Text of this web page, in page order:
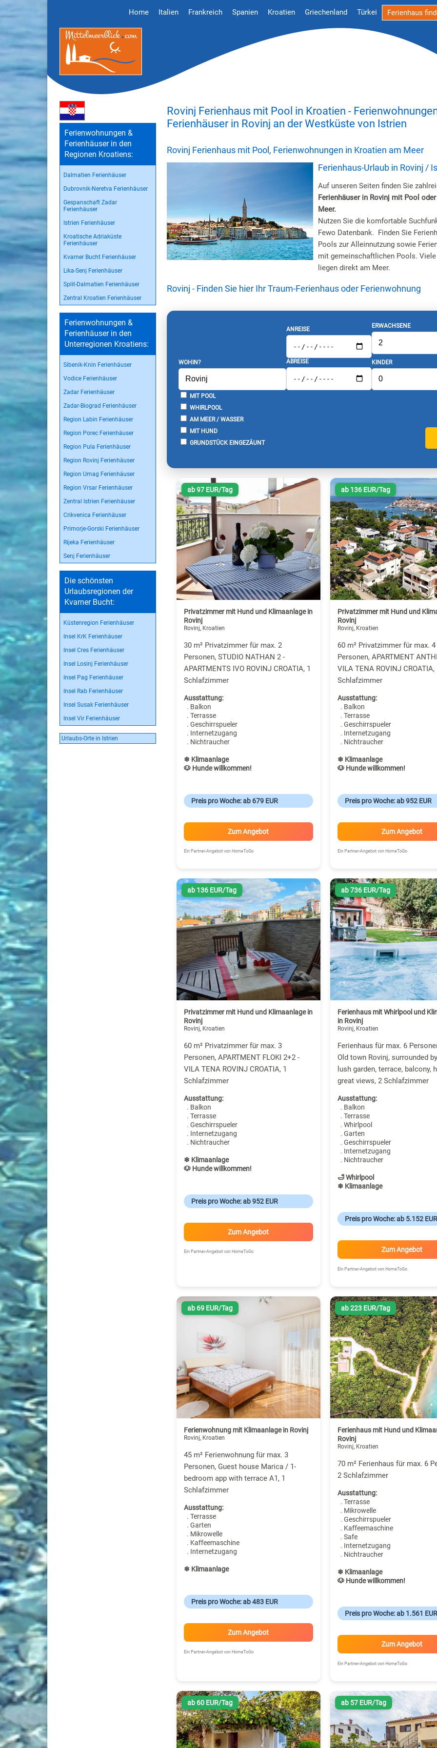
Home Italien Frankreich Spanien Kroatien Griechenland Türkei Ferienhaus
Ferienwohnungen &
Ferienhäuser in den
Regionen Kroatiens:
Dalmatien Ferienhäuser
Dubrovnik-Neretva Ferienhäuser
Gespanschaft Zadar
Ferienhäuser
Istrien Ferienhäuser
Kroatische Adriaküste
Ferienhäuser
Kvarner Bucht Ferienhäuser
Lika-Senj Ferienhäuser
Split-Dalmatien Ferienhäuser
Zentral Kroatien Ferienhäuser
Ferienwohnungen &
Ferienhäuser in den
Unterregionen Kroatiens:
Sibenik-Knin Ferienhäuser
Vodice Ferienhäuser
Zadar Ferienhäuser
Zadar-Biograd Ferienhäuser
Region Labin Ferienhäuser
Region Porec Ferienhäuser
Region Pula Ferienhäuser
Region Rovinj Ferienhäuser
Region Umag Ferienhäuser
Region Vrsar Ferienhäuser
Zentral Istrien Ferienhäuser
Crikvenica Ferienhäuser
Primorje-Gorski Ferienhäuser
Rijeka Ferienhäuser
Senj Ferienhäuser
Die schönsten
Urlaubsregionen der
Kvarner Bucht:
Küstenregion Ferienhäuser
Insel KrK Ferienhäuser
Insel Cres Ferienhäuser
Insel Losinj Ferienhäuser
Insel Pag Ferienhäuser
Insel Rab Ferienhäuser
Insel Susak Ferienhäuser
Insel Vir Ferienhäuser
Urlaubs-Orte in Istrien
Rovinj Ferienhaus mit Pool in Kroatien -
Ferienhäuser in Rovinj an der Westküste von Istrien
Rovinj Ferienhaus mit Pool, Ferienwohnungen in Kroatien am Meer
Ferienhaus-Urlaub in Rovinj /
Auf unseren Seiten finden Sie
Ferienhäuser in Rovinj mit Pool
Meer.
Nutzen Sie die komfortable
Fewo Datenbank. Finden Sie
Pools zur Alleinnutzung sowie
mit gemeinschaftlichen Pools.
liegen direkt am Meer.
Rovinj - Finden Sie hier Ihr Traum-Ferienhaus oder Ferienwohnung
WOHIN?
ANREISE
ABREISE
ERWACHSENE
KINDER
MIT POOL
WHIRLPOOL
AM MEER / WASSER
MIT HUND
GRUNDSTÜCK EINGEZÄUNT
ab 97 EUR/Tag
Privatzimmer mit Hund und Klimaanlage in
Rovinj
Rovinj, Kroatien
30 m² Privatzimmer für max. 2
Personen, STUDIO NATHAN 2 -
APARTMENTS IVO ROVINJ CROATIA, 1
Schlafzimmer
Ausstattung:
. Balkon
. Terrasse
. Geschirrspueler
. Internetzugang
. Nichtraucher
❄ Klimaanlage
🐶 Hunde willkommen!
Preis pro Woche: ab 679 EUR
Zum Angebot
Ein Partner-Angebot von HomeToGo
ab 136 EUR/Tag
Privatzimmer mit Hund und
Rovinj
Rovinj, Kroatien
60 m² Privatzimmer für max. 4
Personen, APARTMENT
VILA TENA ROVINJ CROATIA,
Schlafzimmer
Ausstattung:
. Balkon
. Terrasse
. Geschirrspueler
. Internetzugang
. Nichtraucher
❄ Klimaanlage
🐶 Hunde willkommen!
Preis pro Woche: ab 952 EUR
Zum Angebot
Ein Partner-Angebot von HomeToGo
ab 136 EUR/Tag
Privatzimmer mit Hund und Klimaanlage in
Rovinj
Rovinj, Kroatien
60 m² Privatzimmer für max. 3
Personen, APARTMENT FLOKI 2+2 -
VILA TENA ROVINJ CROATIA, 1
Schlafzimmer
Ausstattung:
. Balkon
. Terrasse
. Geschirrspueler
. Internetzugang
. Nichtraucher
❄ Klimaanlage
🐶 Hunde willkommen!
Preis pro Woche: ab 952 EUR
Zum Angebot
Ein Partner-Angebot von HomeToGo
ab 736 EUR/Tag
Ferienhaus mit Whirlpool und
in Rovinj
Rovinj, Kroatien
Ferienhaus für max. 6
Old town Rovinj, surrounded
lush garden, terrace, balcony,
great views, 2 Schlafzimmer
Ausstattung:
. Balkon
. Terrasse
. Whirlpool
. Garten
. Geschirrspueler
. Internetzugang
. Nichtraucher
🛁 Whirlpool
❄ Klimaanlage
Preis pro Woche: ab 5.152 EUR
Zum Angebot
Ein Partner-Angebot von HomeToGo
ab 69 EUR/Tag
Ferienwohnung mit Klimaanlage in Rovinj
Rovinj, Kroatien
45 m² Ferienwohnung für max. 3
Personen, Guest house Marica / 1-
bedroom app with terrace A1, 1
Schlafzimmer
Ausstattung:
. Terrasse
. Garten
. Mikrowelle
. Kaffeemaschine
. Internetzugang
❄ Klimaanlage
Preis pro Woche: ab 483 EUR
Zum Angebot
Ein Partner-Angebot von HomeToGo
ab 223 EUR/Tag
Ferienhaus mit Hund und
Rovinj
Rovinj, Kroatien
70 m² Ferienhaus für max. 6
2 Schlafzimmer
Ausstattung:
. Terrasse
. Mikrowelle
. Geschirrspueler
. Kaffeemaschine
. Safe
. Internetzugang
. Nichtraucher
❄ Klimaanlage
🐶 Hunde willkommen!
Preis pro Woche: ab 1.561 EUR
Zum Angebot
Ein Partner-Angebot von HomeToGo
ab 60 EUR/Tag ab 57 EUR/Tag